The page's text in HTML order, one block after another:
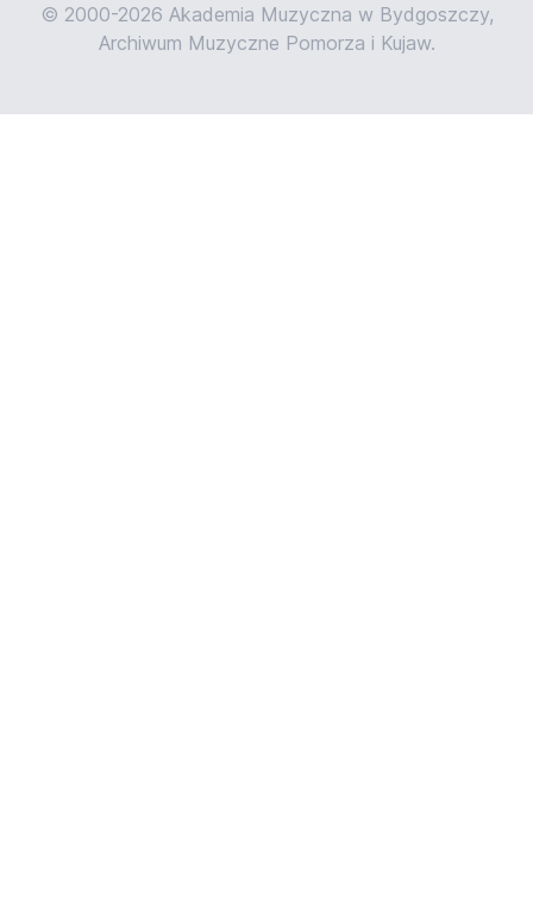
© 2000-2026 Akademia Muzyczna w Bydgoszczy,
Archiwum Muzyczne Pomorza i Kujaw.